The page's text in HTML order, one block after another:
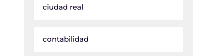
ciudad real
contabilidad